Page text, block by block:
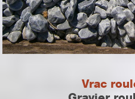
Vrac